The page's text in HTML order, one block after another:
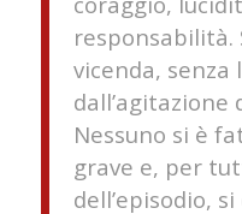
responsabilità.
vicenda, senza
dall’agitazione
Nessuno si è
grave e, per
dell’episodio,